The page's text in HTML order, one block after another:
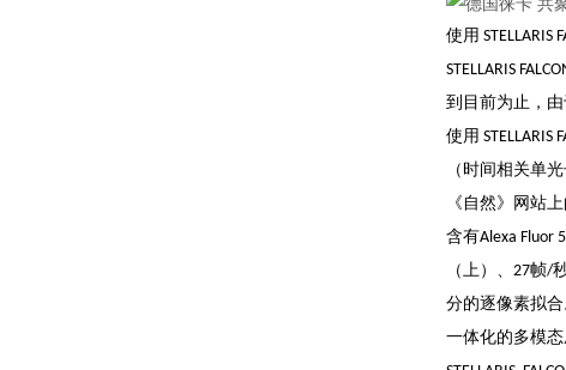
使用 STELLARIS
STELLARIS
到目前为止，
使用
（时间相关单
《自然》网站
含有Alexa
（上）、27帧
分的逐像素拟合
一体化的多模